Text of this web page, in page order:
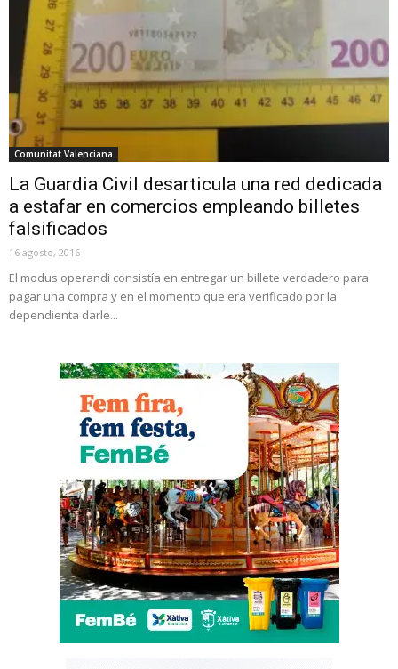
Comunitat Valenciana
La Guardia Civil desarticula una red dedicada
a estafar en comercios empleando billetes
falsificados
16 agosto, 2016
El modus operandi consistía en entregar un billete verdadero para
pagar una compra y en el momento que era verificado por la
dependienta darle...